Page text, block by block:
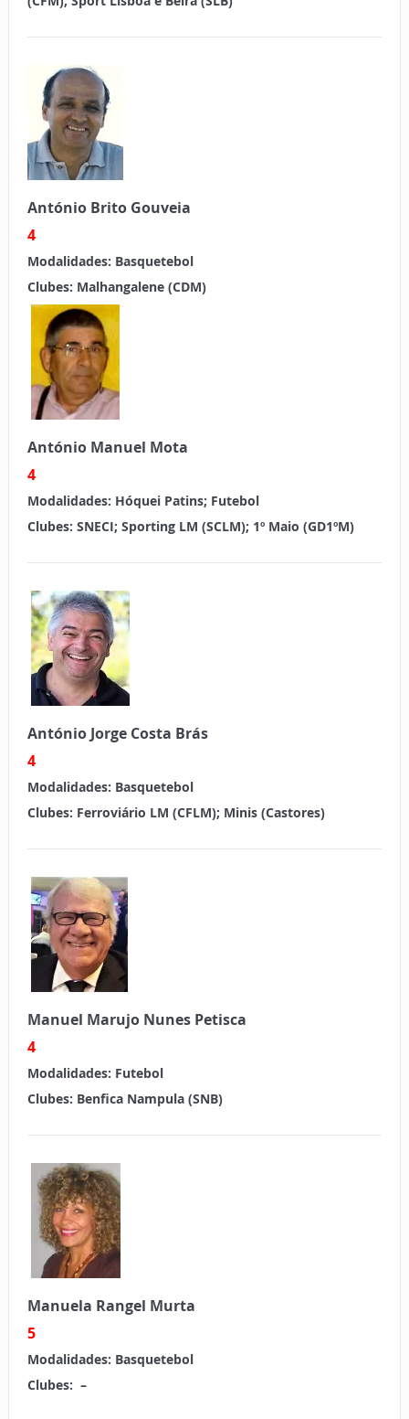
António Brito Gouveia
4
Modalidades: Basquetebol
Clubes: Malhangalene (CDM)
António Manuel Mota
4
Modalidades: Hóquei Patins; Futebol
Clubes: SNECI; Sporting LM (SCLM); 1º Maio (GD1ºM)
António Jorge Costa Brás
4
Modalidades: Basquetebol
Clubes: Ferroviário LM (CFLM); Minis (Castores)
Manuel Marujo Nunes Petisca
4
Modalidades: Futebol
Clubes: Benfica Nampula (SNB)
Manuela Rangel Murta
5
Modalidades: Basquetebol
Clubes: –